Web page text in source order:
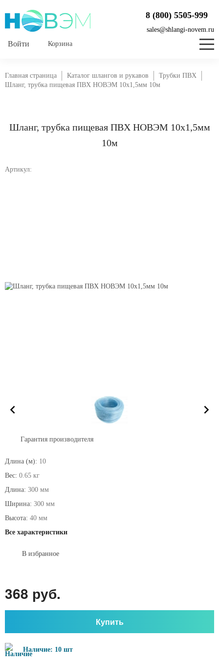
8 (800) 5505-999
sales@shlangi-novem.ru
Корзина
Главная страница Каталог шлангов и рукавов
Трубки ПВХ
Шланг, трубка пищевая ПВХ НОВЭМ 10x1,5мм 10м
Шланг, трубка пищевая ПВХ НОВЭМ 10x1,5мм
10м
Артикул:
Гарантия производителя
Длина (м): 10
Вес: 0.65 кг
Длина: 300 мм
Ширина: 300 мм
Высота: 40 мм
Все характеристики
В избранное
368 руб.
Купить
Наличие: 10 шт